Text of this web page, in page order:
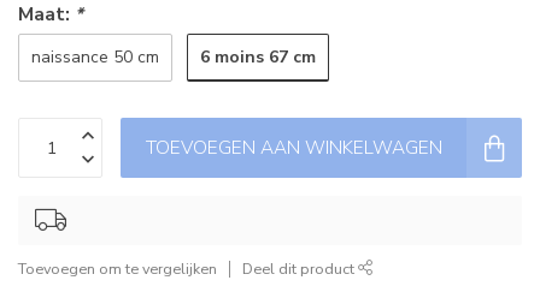
Maat: *
naissance 50 cm 6 moins 67 cm
TOEVOEGEN AAN WINKELWAGEN
Toevoegen om te vergelijken Deel dit product